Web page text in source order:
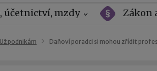
účetnictví, mzdy Zákon
Už podnikám Daňoví poradci si mohou zřídit